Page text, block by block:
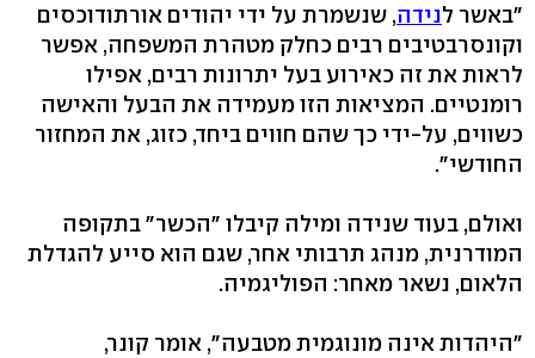
"באשר לנידה, שנשמרת על ידי יהודים אורתודוכסים
וקונסרבטיבים רבים כחלק מטהרת המשפחה, אפשר
לראות את זה כאירוע בעל יתרונות רבים, אפילו
רומנטיים. המציאות הזו מעמידה את הבעל והאישה
כשווים, על-ידי כך שהם חווים ביחד, כזוג, את המחזור
החודשי".
ואולם, בעוד שנידה ומילה קיבלו "הכשר" בתקופה
המודרנית, מנהג תרבותי אחר, שגם הוא סייע להגדלת
הלאום, נשאר מאחר: הפוליגמיה.
"היהדות אינה מונוגמית מטבעה", אומר קונר,